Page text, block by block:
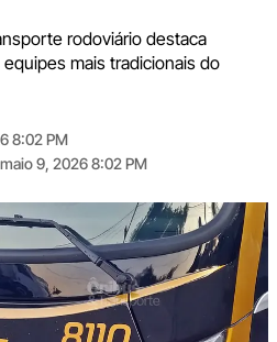
rodoviário destaca
mais tradicionais do
8:02 PM
maio 9, 2026 8:02 PM